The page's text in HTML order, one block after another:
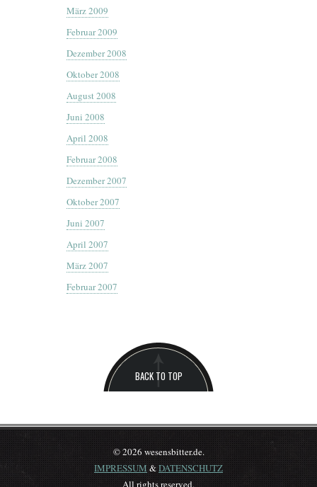
März 2009
Februar 2009
Dezember 2008
Oktober 2008
August 2008
Juni 2008
April 2008
Februar 2008
Dezember 2007
Oktober 2007
Juni 2007
April 2007
März 2007
Februar 2007
BACK TO TOP
© 2026 wesensbitter.de.
IMPRESSUM&DATENSCHUTZ
All rights reserved.